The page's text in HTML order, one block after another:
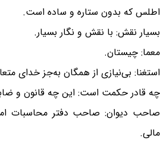
اطلس که بدون ستاره و ساده است.
بسیار نقش: با نقش و نگار بسیار.
معما: چیستان.
استغنا: بی‌نیازی از همگان به‌جز خدای
چه قادر حکمت است: این چه قانون و
صاحب دیوان: صاحب دفتر محاسبات
مالی.